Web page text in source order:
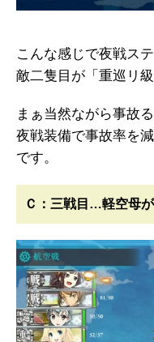
こんな感じで夜戦ス
敵二隻目が「重巡リ
まぁ当然ながら事故
夜戦装備で事故率を
です。
Ｃ：三戦目…軽空母